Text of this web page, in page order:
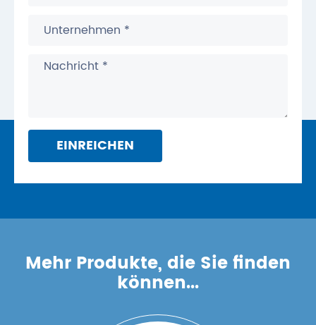
EINREICHEN
Mehr Produkte, die Sie finden
können...